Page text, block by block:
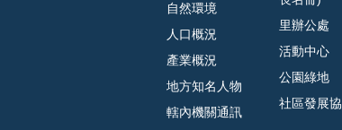
自然環境
人口概況
產業概況
地方知名人物
轄內機關通訊
里辦公處
活動中心
公園綠地
社區發展